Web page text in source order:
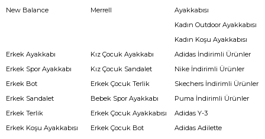
New Balance
Merrell
Ayakkabısı
Kadın Outdoor Ayakkabısı
Kadın Koşu Ayakkabısı
Erkek Ayakkabı
Erkek Spor Ayakkabı
Erkek Bot
Erkek Sandalet
Erkek Terlik
Erkek Koşu Ayakkabısı
Kız Çocuk Ayakkabı
Kız Çocuk Sandalet
Erkek Çocuk Terlik
Bebek Spor Ayakkabı
Erkek Çocuk Ayakkabısı
Erkek Çocuk Bot
Adidas İndirimli Ürünler
Nike İndirimli Ürünler
Skechers İndirimli Ürünler
Puma İndirimli Ürünler
Adidas Y-3
Adidas Adilette